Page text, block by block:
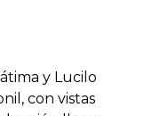
y Lucilo
con vistas